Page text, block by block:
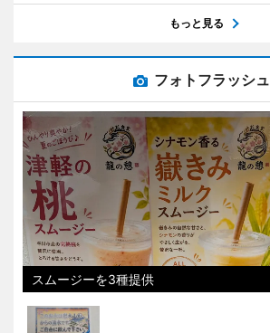
もっと見る
フォトフラッシュ
スムージーを3種提供